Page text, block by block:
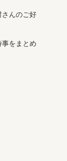
さんのご好
をまとめ